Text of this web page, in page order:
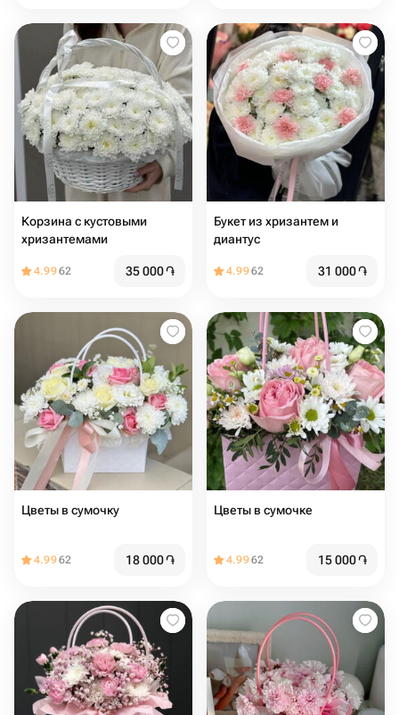
Корзина с кустовыми
хризантемами
4.9962 35 000֏
Букет из хризантем и
диантус
4.9962 31 000֏
Цветы в сумочку
4.9962 18 000֏
Цветы в сумочке
4.9962 15 000֏